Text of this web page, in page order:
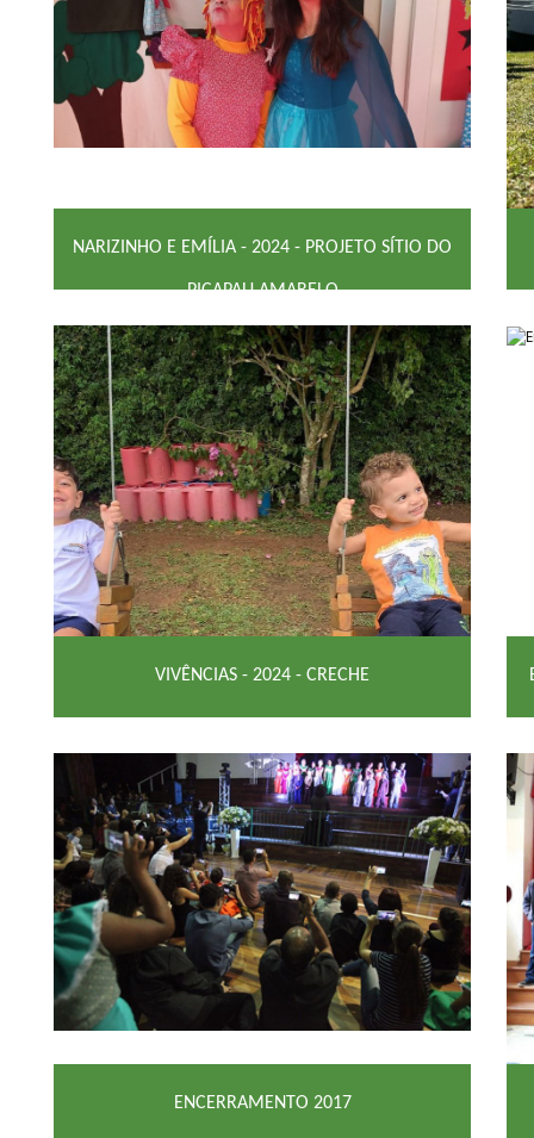
NARIZINHO E EMÍLIA - 2024 - PROJETO SÍTIO DO
PICAPAU AMARELO
VIVÊNCIAS - 2024 - CRECHE
ENCERRAMENTO 2017